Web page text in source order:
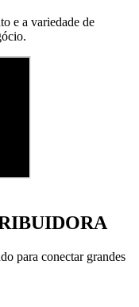
e a variedade de
para conectar grandes